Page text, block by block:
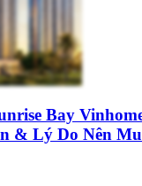
Bay
& Lý Do Nên